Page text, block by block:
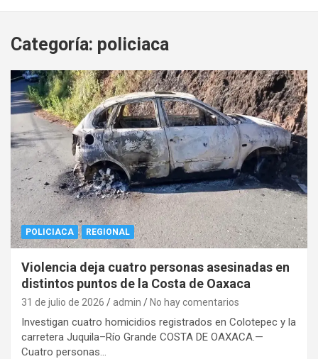
Categoría: policiaca
POLICIACA REGIONAL
Violencia deja cuatro personas asesinadas en
distintos puntos de la Costa de Oaxaca
31 de julio de 2026 admin No hay comentarios
Investigan cuatro homicidios registrados en Colotepec y la
carretera Juquila–Río Grande COSTA DE OAXACA.—
Cuatro personas…